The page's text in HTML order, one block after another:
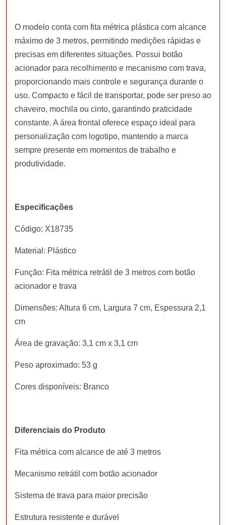
O modelo conta com fita métrica plástica com alcance
máximo de 3 metros, permitindo medições rápidas e
precisas em diferentes situações. Possui botão
acionador para recolhimento e mecanismo com trava,
proporcionando mais controle e segurança durante o
uso. Compacto e fácil de transportar, pode ser preso ao
chaveiro, mochila ou cinto, garantindo praticidade
constante. A área frontal oferece espaço ideal para
personalização com logotipo, mantendo a marca
sempre presente em momentos de trabalho e
produtividade.
Especificações
Código: X18735
Material: Plástico
Função: Fita métrica retrátil de 3 metros com botão
acionador e trava
Dimensões: Altura 6 cm, Largura 7 cm, Espessura 2,1
cm
Área de gravação: 3,1 cm x 3,1 cm
Peso aproximado: 53 g
Cores disponíveis: Branco
Diferenciais do Produto
Fita métrica com alcance de até 3 metros
Mecanismo retrátil com botão acionador
Sistema de trava para maior precisão
Estrutura resistente e durável